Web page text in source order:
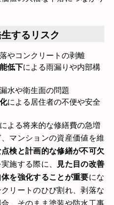
するリスク
やコンクリートの剥離
低下による雨漏りや内部構
水や衛生面の問題
による居住者の不便や安全
による将来的な修繕費の急増
マンションの資産価値を維
検と計画的な修繕が不可欠
施する際に、
見た目の改善
を強化することが重要にな
リートのひび割れ、剥落な
、そのまま塗装や防水工事